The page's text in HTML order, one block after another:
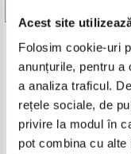
Acest site
Folosim cookie-uri
anunțurile, pentru a
a analiza traficul.
rețele sociale, de
privire la modul în
pot combina cu
Produse din